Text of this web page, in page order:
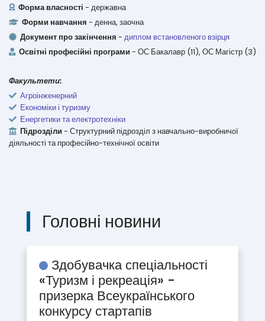
Форма власності - державна
Форми навчання - денна, заочна
Документ про закінчення - диплом встановленого взірця
Освітні професійні програми - ОС Бакалавр (11), ОС Магістр (3)
Факультети:
Агроінженерний
Економіки і туризму
Енергетики та електротехніки
Підрозділи - Структурний підрозділ з навчально-виробничої
діяльності та професійно-технічної освіти
Головні новини
Здобувачка спеціальності
«Туризм і рекреація» -
призерка Всеукраїнського
конкурсу стартапів